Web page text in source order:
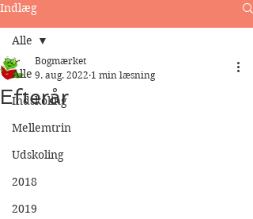
Indlæg
Alle
Indskoling
Mellemtrin
Udskoling
2018
2019
Alle
Efterår
Bogmærket
9. aug. 2022 1 min læsning